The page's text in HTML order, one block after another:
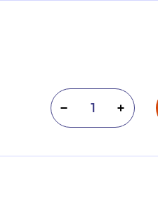
Diminuisci quantità